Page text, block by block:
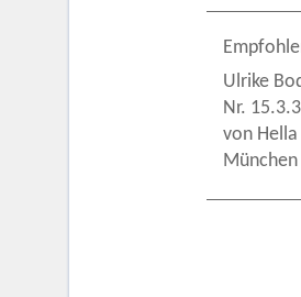
Ulrike
Nr.
von